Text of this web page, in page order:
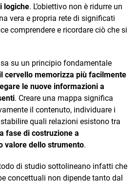
logiche. L’obiettivo non è ridurre un
vera e propria rete di significati
comprendere e ricordare ciò che si
su un principio fondamentale
il cervello memorizza più facilmente
le nuove informazioni a
. Creare una mappa significa
il contenuto, individuare i
quali relazioni esistono tra
fase di costruzione a
valore dello strumento.
di studio sottolineano infatti che
concettuali non dipende tanto dal